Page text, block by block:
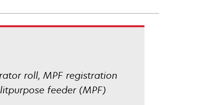
roll, MPF registration
feeder (MPF)